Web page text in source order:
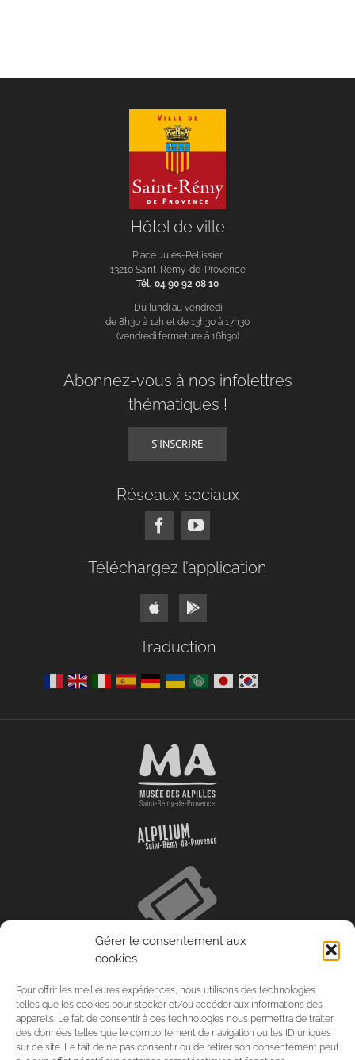
Gérer le consentement aux
cookies
Pour offrir les meilleures expériences, nous utilisons des technologies
telles que les cookies pour stocker et/ou accéder aux informations des
appareils. Le fait de consentir à ces technologies nous permettra de traiter
des données telles que le comportement de navigation ou les ID uniques
sur ce site. Le fait de ne pas consentir ou de retirer son consentement peut
Hôtel de ville
Place Jules-Pellissier
13210 Saint-Rémy-de-Provence
Tél. 04 90 92 08 10
Du lundi au vendredi
de 8h30 à 12h et de 13h30 à 17h30
(vendredi fermeture à 16h30)
Abonnez-vous à nos infolettres
thématiques !
S’INSCRIRE
Réseaux sociaux
Téléchargez l’application
Traduction